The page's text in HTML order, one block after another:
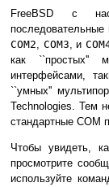
FreeBSD c
COM2, COM3, и
как ``простых''
интерфейсами,
``умных''
Technologies. Тем
стандартные COM
Чтобы увидеть,
просмотрите
используйте